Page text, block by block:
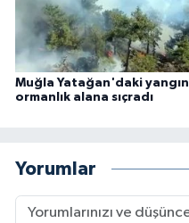
Muğla Yatağan'daki yangın
ormanlık alana sıçradı
Yorumlar